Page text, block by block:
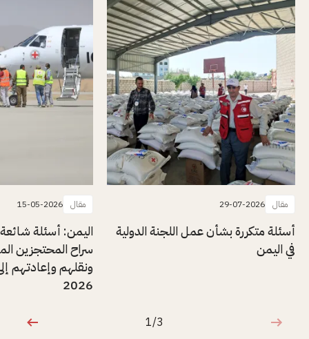
مقال 29-07-2026
أسئلة متكررة بشأن عمل اللجنة الدولية
في اليمن
مقال 15-05-2026
اليمن: أسئلة
سراح المحتجزين
ونقلهم وإعادتهم
2026
1 من 3
1/3